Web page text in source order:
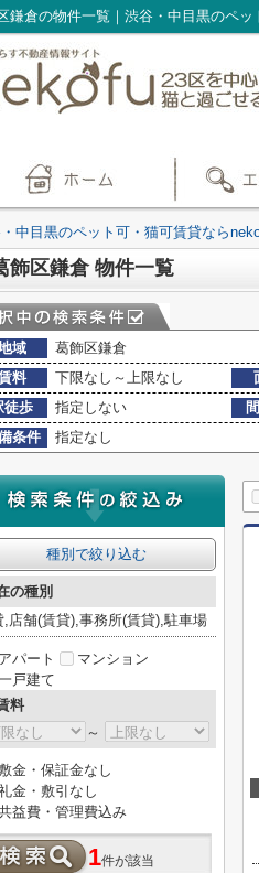
鎌倉の物件一覧｜渋谷・中目黒のペ
中目黒のペット可・猫可賃貸なら
飾区鎌倉 物件一覧
域
葛飾区鎌倉
料
下限なし～上限なし
徒歩
指定しない
条件
指定なし
種別で絞り込む
の種別
,店舗(賃貸),事務所(賃貸),駐車場
アパート
マンション
戸建て
料
～
金・保証金なし
金・敷引なし
益費・管理費込み
1件が該当